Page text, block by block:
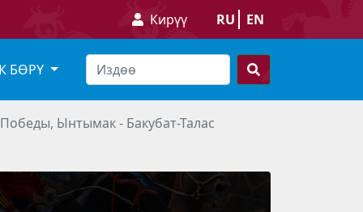
Кирүү RU EN
БӨРҮ
Ынтымак - Бакубат-Талас